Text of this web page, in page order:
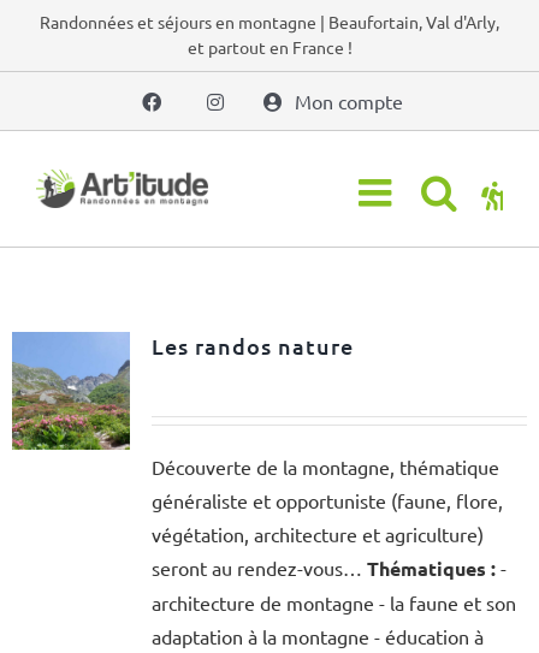
PasserRandonnées et séjours en montagne | Beaufortain, Val d'Arly,
et partout en France !
Mon compte
Les randos nature
Découverte de la montagne, thématique
généraliste et opportuniste (faune, flore,
végétation, architecture et agriculture)
seront au rendez-vous… Thématiques :-
architecture de montagne - la faune et son
adaptation à la montagne - éducation à